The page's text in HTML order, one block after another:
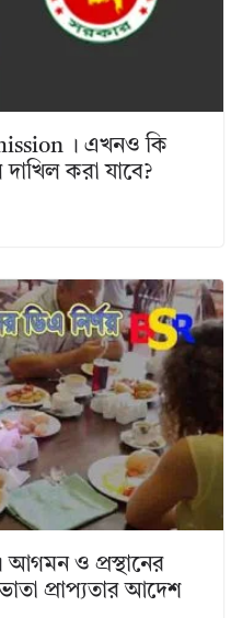
। এখনও কি
দাখিল করা যাবে?
ও প্রস্থানের
প্রাপ্যতার আদেশ